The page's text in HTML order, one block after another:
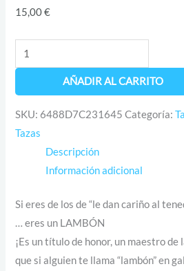
15,00€
AÑADIR AL CARRITO
SKU: 6488D7C231645 Categoría:
Tazas
Descripción
Información adicional
Si eres de los de “le dan cariño al
… eres un LAMBÓN
¡Es un título de honor, un maestro
que si alguien te llama “lambón” en